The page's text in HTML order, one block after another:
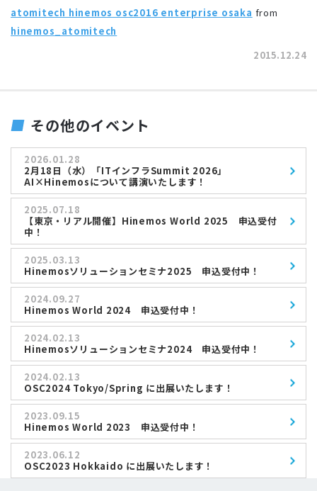
atomitech hinemos osc2016 enterprise osaka from
hinemos_atomitech
2015.12.24
その他のイベント
2026.01.28
2月18日（水）「ITインフラSummit 2026」
AI×Hinemosについて講演いたします！
2025.07.18
【東京・リアル開催】Hinemos World 2025 申込受付
中！
2025.03.13
Hinemosソリューションセミナ2025 申込受付中！
2024.09.27
Hinemos World 2024 申込受付中！
2024.02.13
Hinemosソリューションセミナ2024 申込受付中！
2024.02.13
OSC2024 Tokyo/Spring に出展いたします！
2023.09.15
Hinemos World 2023 申込受付中！
2023.06.12
OSC2023 Hokkaido に出展いたします！